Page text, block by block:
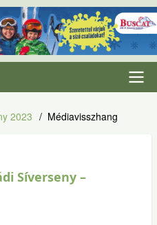
2023 Médiavisszhang
Síverseny –